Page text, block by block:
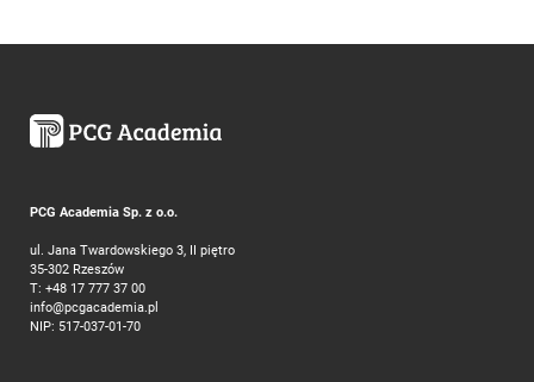
PCG Academia Sp. z o.o.
ul. Jana Twardowskiego 3, II piętro
35-302 Rzeszów
T: +48 17 777 37 00
info@pcgacademia.pl
NIP: 517-037-01-70